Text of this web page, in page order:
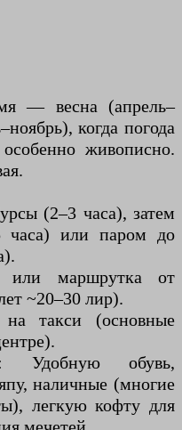
— весна (апрель–
когда погода
живописно.
(2–3 часа), затем
часа) или паром до
или маршрутка от
~20–30 лир).
такси (основные
обувь,
наличные (многие
легкую кофту для